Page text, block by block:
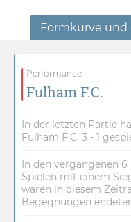
Formkurve
Performance
Fulham F.C.
In der letzten Partie
Fulham F.C. 3 - 1
In den vergangenen
Spielen mit einem
waren in diesem
Begegnungen